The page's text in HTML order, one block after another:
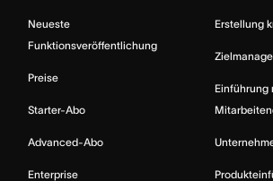
Neueste
Funktionsveröffentlichung
Preise
Starter-Abo
Advanced-Abo
Enterprise
Erstellung
Einführung